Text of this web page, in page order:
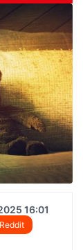
16:01
Reddit